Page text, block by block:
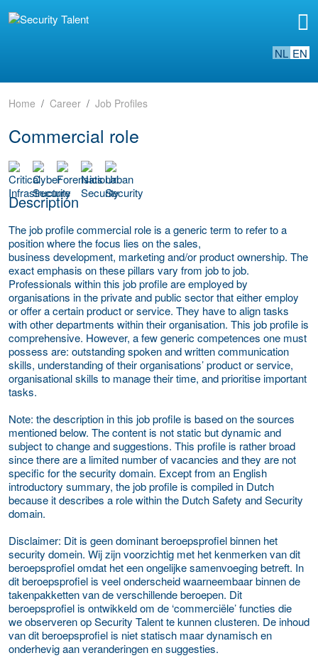
NL EN
Home Career Job Profiles
Commercial role
Description
The job profile commercial role is a generic term to refer to a
position where the focus lies on the sales,
business development, marketing and/or product ownership. The
exact emphasis on these pillars vary from job to job.
Professionals within this job profile are employed by
organisations in the private and public sector that either employ
or offer a certain product or service. They have to align tasks
with other departments within their organisation. This job profile is
comprehensive. However, a few generic competences one must
possess are: outstanding spoken and written communication
skills, understanding of their organisations’ product or service,
organisational skills to manage their time, and prioritise important
tasks.
Note: the description in this job profile is based on the sources
mentioned below. The content is not static but dynamic and
subject to change and suggestions. This profile is rather broad
since there are a limited number of vacancies and they are not
specific for the security domain. Except from an English
introductory summary, the job profile is compiled in Dutch
because it describes a role within the Dutch Safety and Security
domain.
Disclaimer: Dit is geen dominant beroepsprofiel binnen het
security domein. Wij zijn voorzichtig met het kenmerken van dit
beroepsprofiel omdat het een ongelijke samenvoeging betreft. In
dit beroepsprofiel is veel onderscheid waarneembaar binnen de
takenpakketten van de verschillende beroepen. Dit
beroepsprofiel is ontwikkeld om de ‘commerciële’ functies die
we observeren op Security Talent te kunnen clusteren. De inhoud
van dit beroepsprofiel is niet statisch maar dynamisch en
onderhevig aan veranderingen en suggesties.